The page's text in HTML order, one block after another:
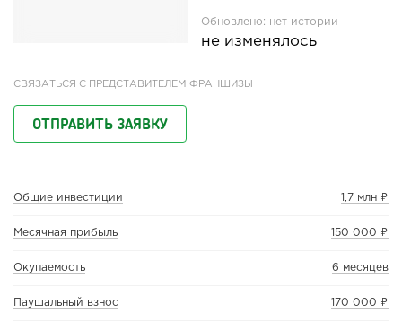
Обновлено: нет истории
не изменялось
СВЯЗАТЬСЯ С ПРЕДСТАВИТЕЛЕМ ФРАНШИЗЫ
ОТПРАВИТЬ ЗАЯВКУ
Общие инвестиции 1,7 млн ₽
Месячная прибыль 150 000 ₽
Окупаемость 6 месяцев
Паушальный взнос 170 000 ₽